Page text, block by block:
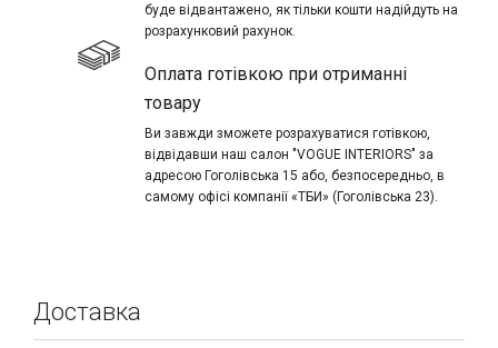
буде відвантажено, як тільки кошти надійдуть на
розрахунковий рахунок.
Оплата готівкою при отриманні
товару
Ви завжди зможете розрахуватися готівкою,
відвідавши наш салон "VOGUE INTERIORS" за
адресою Гоголівська 15 або, безпосередньо, в
самому офісі компанії «ТБИ» (Гоголівська 23).
Доставка